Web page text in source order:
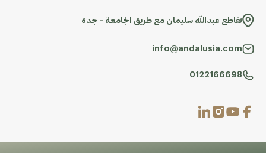
تقاطع عبدالله سليمان مع طريق الجامعة - جدة
info@andalusia.com
0122166698